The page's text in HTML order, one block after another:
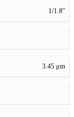
1/1.8"
3.45 μm